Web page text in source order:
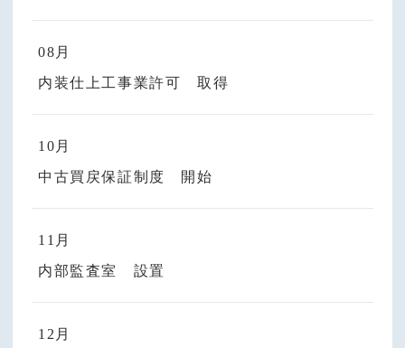
08月
内装仕上工事業許可 取得
10月
中古買戻保証制度 開始
11月
内部監査室 設置
12月